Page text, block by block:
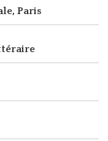
Paris